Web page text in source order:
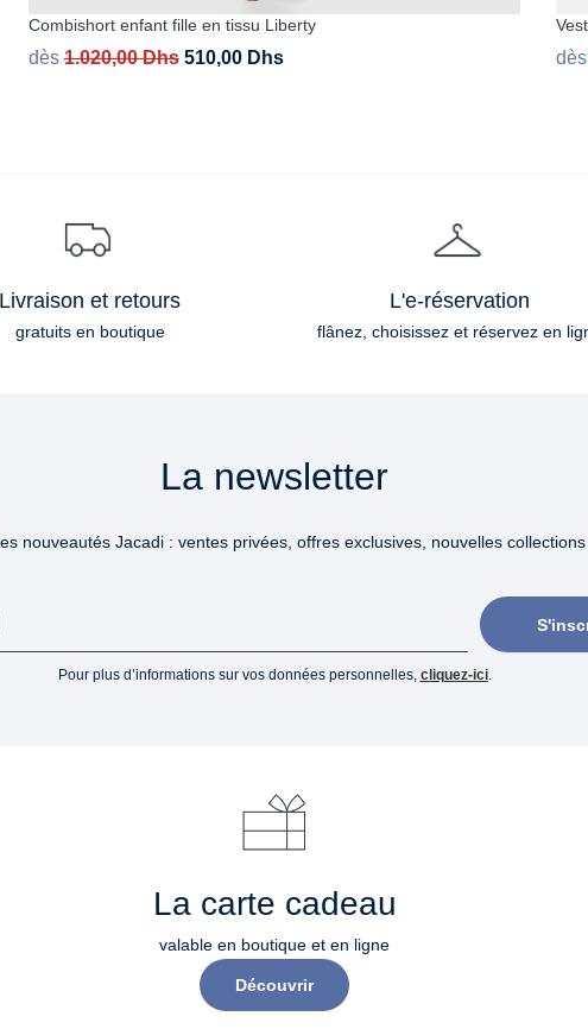
Combishort enfant fille en tissu Liberty
dès 1.020,00Dhs 510,00 Dhs dès
Livraison et retours
gratuits en boutique
L'e-réservation
flânez, choisissez et réservez en
La newsletter
nouveautés Jacadi : ventes privées, offres exclusives, nouvelles collections
Pour plus d’informations sur vos données personnelles, cliquez-ici.
La carte cadeau
valable en boutique et en ligne
Découvrir